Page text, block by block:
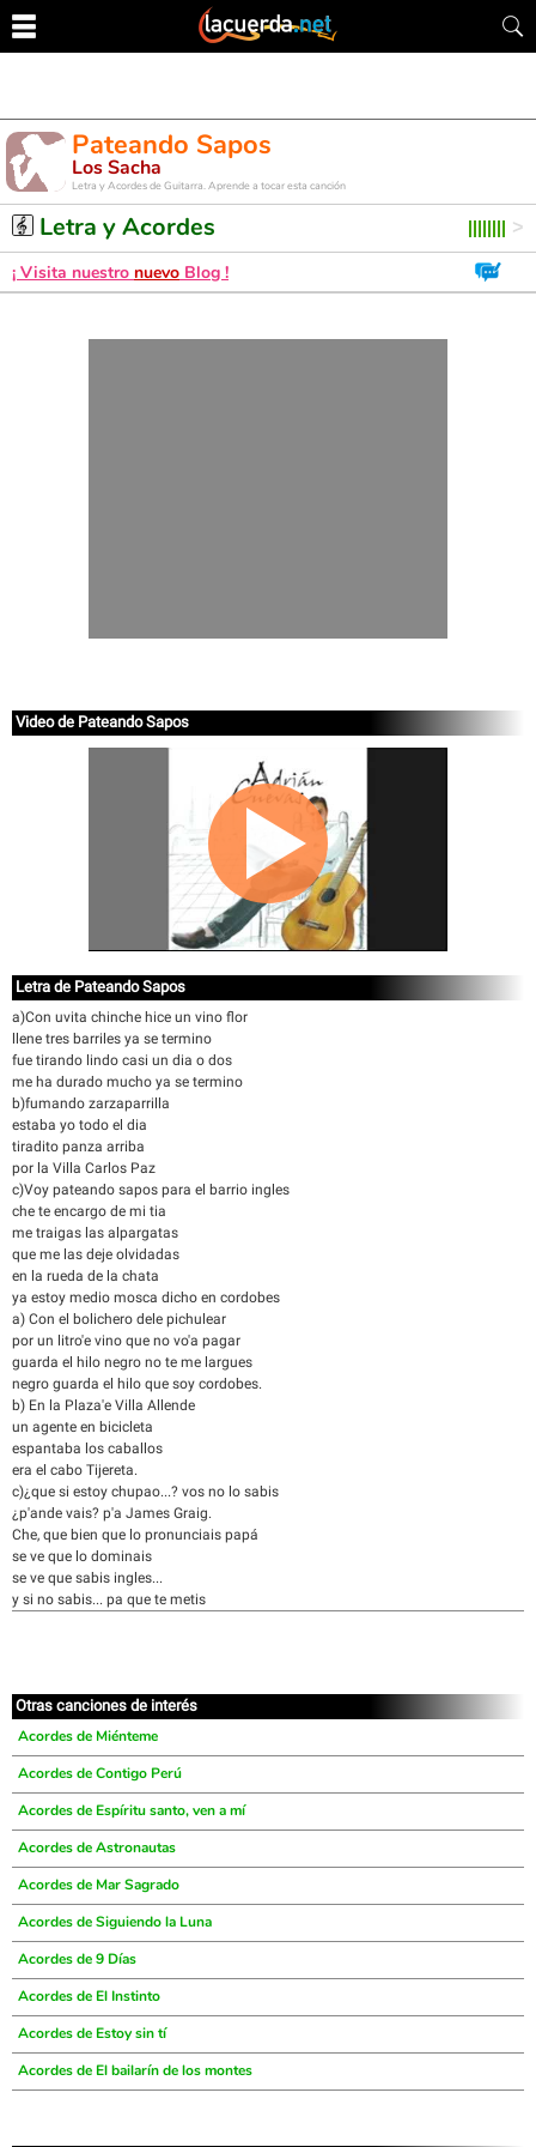
Pateando Sapos
Los Sacha
Letra y Acordes de Guitarra. Aprende a tocar esta canción
Letra y Acordes
¡ Visita nuestro nuevo Blog !
Video de Pateando Sapos
Letra de Pateando Sapos
a)Con uvita chinche hice un vino flor
llene tres barriles ya se termino
fue tirando lindo casi un dia o dos
me ha durado mucho ya se termino
b)fumando zarzaparrilla
estaba yo todo el dia
tiradito panza arriba
por la Villa Carlos Paz
c)Voy pateando sapos para el barrio ingles
che te encargo de mi tia
me traigas las alpargatas
que me las deje olvidadas
en la rueda de la chata
ya estoy medio mosca dicho en cordobes
a) Con el bolichero dele pichulear
por un litro'e vino que no vo'a pagar
guarda el hilo negro no te me largues
negro guarda el hilo que soy cordobes.
b) En la Plaza'e Villa Allende
un agente en bicicleta
espantaba los caballos
era el cabo Tijereta.
c)¿que si estoy chupao...? vos no lo sabis
¿p'ande vais? p'a James Graig.
Che, que bien que lo pronunciais papá
se ve que lo dominais
se ve que sabis ingles...
y si no sabis... pa que te metis
Otras canciones de interés
Acordes de Miénteme
Acordes de Contigo Perú
Acordes de Espíritu santo, ven a mí
Acordes de Astronautas
Acordes de Mar Sagrado
Acordes de Siguiendo la Luna
Acordes de 9 Días
Acordes de El Instinto
Acordes de Estoy sin tí
Acordes de El bailarín de los montes